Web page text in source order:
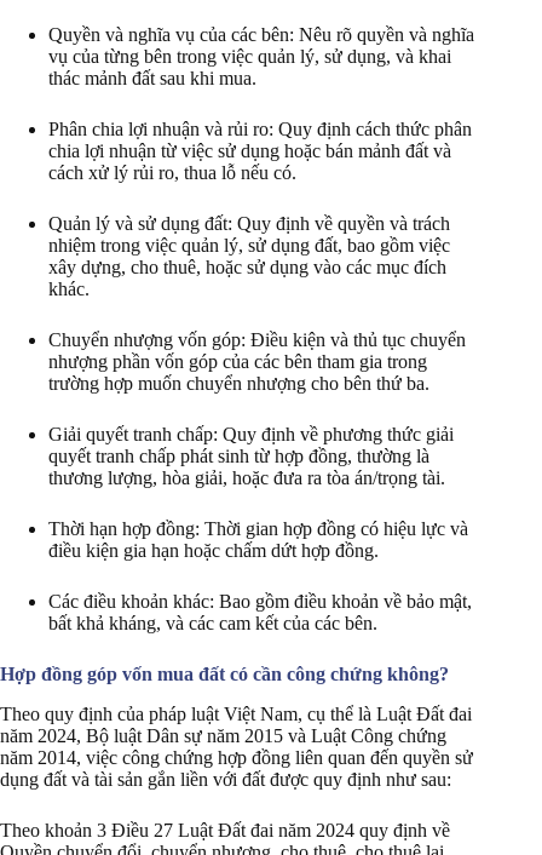
Quyền và nghĩa vụ của các bên: Nêu rõ quyền và nghĩa
vụ của từng bên trong việc quản lý, sử dụng, và khai
thác mảnh đất sau khi mua.
Phân chia lợi nhuận và rủi ro: Quy định cách thức phân
chia lợi nhuận từ việc sử dụng hoặc bán mảnh đất và
cách xử lý rủi ro, thua lỗ nếu có.
Quản lý và sử dụng đất: Quy định về quyền và trách
nhiệm trong việc quản lý, sử dụng đất, bao gồm việc
xây dựng, cho thuê, hoặc sử dụng vào các mục đích
khác.
Chuyển nhượng vốn góp: Điều kiện và thủ tục chuyển
nhượng phần vốn góp của các bên tham gia trong
trường hợp muốn chuyển nhượng cho bên thứ ba.
Giải quyết tranh chấp: Quy định về phương thức giải
quyết tranh chấp phát sinh từ hợp đồng, thường là
thương lượng, hòa giải, hoặc đưa ra tòa án/trọng tài.
Thời hạn hợp đồng: Thời gian hợp đồng có hiệu lực và
điều kiện gia hạn hoặc chấm dứt hợp đồng.
Các điều khoản khác: Bao gồm điều khoản về bảo mật,
bất khả kháng, và các cam kết của các bên.
Hợp đồng góp vốn mua đất có cần công chứng không?
Theo quy định của pháp luật Việt Nam, cụ thể là Luật Đất đai
năm 2024, Bộ luật Dân sự năm 2015 và Luật Công chứng
năm 2014, việc công chứng hợp đồng liên quan đến quyền sử
dụng đất và tài sản gắn liền với đất được quy định như sau:
Theo khoản 3 Điều 27 Luật Đất đai năm 2024 quy định về